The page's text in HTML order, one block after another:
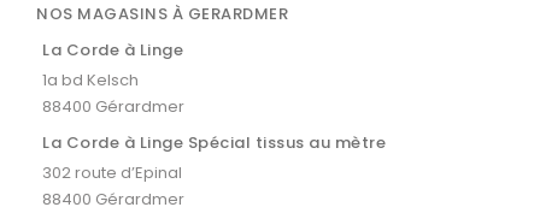
NOS MAGASINS À GERARDMER
La Corde à Linge
1a bd Kelsch
88400 Gérardmer
La Corde à Linge Spécial tissus au mètre
302 route d’Epinal
88400 Gérardmer